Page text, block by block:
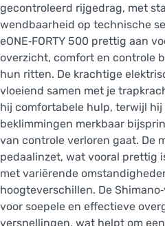
gecontroleerd rijgedrag, met
wendbaarheid op technische
eONE‑FORTY 500 prettig aan
overzicht, comfort en controle
hun ritten. De krachtige
vloeiend samen met je
hij comfortabele hulp, terwijl
beklimmingen merkbaar
van controle verloren gaat. De
pedaalinzet, wat vooral prettig
met variërende
hoogteverschillen. De
voor soepele en effectieve
versnellingen, wat helpt om